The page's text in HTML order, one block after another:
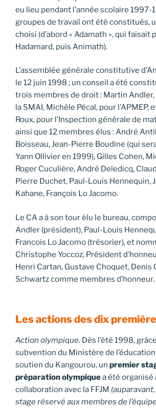
eu lieu pendant l’année scolaire 1997-
groupes de travail ont été constitués,
choisi (d’abord « Adamath », qui faisait
Hadamard, puis Animath).
L’assemblée générale constitutive
le 12 juin 1998 ; un conseil a été
trois membres de droit : Martin Andler,
la SMAI, Michèle Pécal, pour l’APMEP,
Roux, pour l’Inspection générale de
ainsi que 12 membres élus : André
Boisseau, Jean-Pierre Boudine (qui
Yann Ollivier en 1999), Gilles Cohen,
Roger Cuculière, André Deledicq,
Pierre Duchet, Paul-Louis Hennequin,
Kahane, François Lo Jacomo.
Le CA a à son tour élu le bureau,
Andler (président), Paul-Louis
Francois Lo Jacomo (trésorier), et
Christophe Yoccoz, Président
Henri Cartan, Gustave Choquet, Denis
Schwartz comme membres d’honneur.
Les actions des dix
Action olympique. Dès l’été 1998,
subvention du Ministère de
soutien du Kangourou, un premier
préparation olympiquea été organisé
collaboration avec la FFJM (auparavant,
stage réservé aux membres de